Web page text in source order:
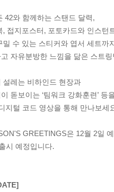
42와 함께하는 스탠드 달력,
, 접지포스터, 포토카드와 인스턴
밀 수 있는 스티커와 엽서 세트까
자유분방한 느낌을 닮은 스트
설레는 비하인드 현장과
돋보이는 ‘팀워크 강화훈련’ 등
지털 코드 영상을 통해 만나보세
GREETINGS은 12월 2일
시 예정입니다.